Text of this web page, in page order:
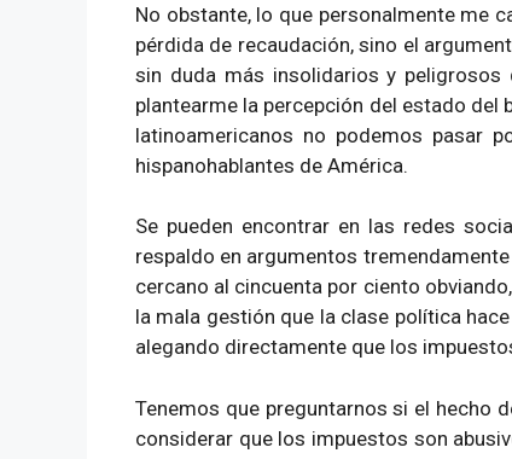
No obstante, lo que personalmente me
pérdida de recaudación, sino el
sin duda más insolidarios y peligrosos
plantearme la percepción del estado del
latinoamericanos no podemos pasar
hispanohablantes de América.
Se pueden encontrar en las redes
respaldo en argumentos
cercano al cincuenta por ciento
la mala gestión que la clase política
alegando directamente que los
Tenemos que preguntarnos si el hecho
considerar que los impuestos son